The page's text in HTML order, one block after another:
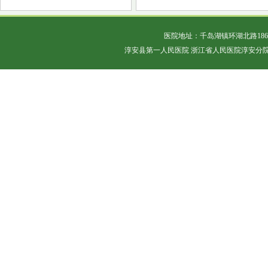
医院地址：千岛湖镇环湖北路
淳安县第一人民医院 浙江省人民医院淳安分